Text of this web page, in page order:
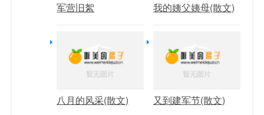
军营旧絮 我的姨父姨母(散文)
八月的风采(散文) 又到建军节(散文)